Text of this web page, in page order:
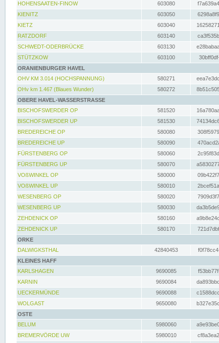
HOHENSAATEN-FINOW
603080
KIENITZ
603050
KIETZ
603040
RATZDORF
603140
SCHWEDT-ODERBRÜCKE
603130
STÜTZKOW
603100
ORANIENBURGER HAVEL
OHV KM 3.014 (HOCHSPANNUNG)
580271
OHv km 1.467 (Blaues Wunder)
580272
OBERE HAVEL-WASSERSTRASSE
BISCHOFSWERDER OP
581520
BISCHOFSWERDER UP
581530
BREDEREICHE OP
580080
BREDEREICHE UP
580090
FÜRSTENBERG OP
580060
FÜRSTENBERG UP
580070
VOßWINKEL OP
580000
VOßWINKEL UP
580010
WESENBERG OP
580020
WESENBERG UP
580030
ZEHDENICK OP
580160
ZEHDENICK UP
580170
ORKE
DALWIGKSTHAL
42840453
KLEINES HAFF
KARLSHAGEN
9690085
KARNIN
9690084
UECKERMÜNDE
9690088
WOLGAST
9650080
OSTE
BELUM
5980060
BREMERVÖRDE UW
5980010